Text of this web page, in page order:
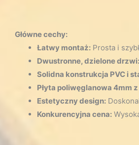
Główne cechy:
Łatwy montaż: Prosta i
Dwustronne, dzielone drzwi:
Solidna konstrukcja PVC i
Płyta poliwęglanowa 4mm z
Estetyczny design:
Konkurencyjna cena: